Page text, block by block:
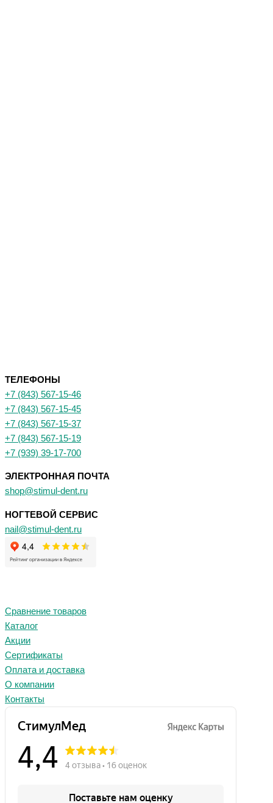
ТЕЛЕФОНЫ
+7 (843) 567-15-46
+7 (843) 567-15-45
+7 (843) 567-15-37
+7 (843) 567-15-19
+7 (939) 39-17-700
ЭЛЕКТРОННАЯ ПОЧТА
shop@stimul-dent.ru
НОГТЕВОЙ СЕРВИС
nail@stimul-dent.ru
Сравнение товаров
Каталог
Акции
Сертификаты
Оплата и доставка
О компании
Контакты